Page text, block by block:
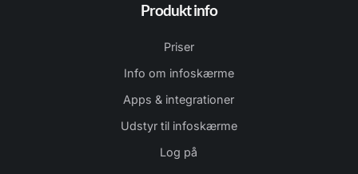
Produkt info
Priser
Info om infoskærme
Apps & integrationer
Udstyr til infoskærme
Log på